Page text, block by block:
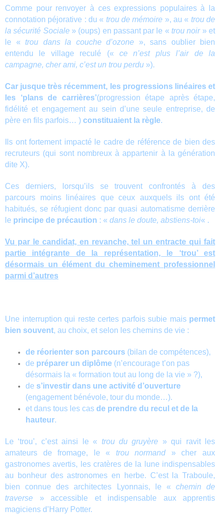
Comme pour renvoyer à ces expressions populaires à la
connotation péjorative : du « trou de mémoire », au « trou de
la sécurité Sociale» (oups) en passant par le «trou noir » et
le « trou dans la couche d’ozone », sans oublier bien
entendu le village reculé (« ce n’est plus l’air de la
campagne, cher ami, c’est un trou perdu »).
Car jusque très récemment, les progressions linéaires et
les ‘plans de carrières’(progression étape après étape,
fidélité et engagement au sein d’une seule entreprise, de
père en fils parfois… ) constituaient la règle.
Ils ont fortement impacté le cadre de référence de bien des
recruteurs (qui sont nombreux à appartenir à la génération
dite X).
Ces derniers, lorsqu’ils se trouvent confrontés à des
parcours moins linéaires que ceux auxquels ils ont été
habitués, se réfugient donc par quasi automatisme derrière
le principe de précaution : « dans le doute, abstiens-toi« .
Vu par le candidat, en revanche, tel un entracte qui fait
partie intégrante de la représentation, le ‘trou’ est
désormais un élément du cheminement professionnel
parmi d’autres
Une interruption qui reste certes parfois subie mais permet
bien souvent, au choix, et selon les chemins de vie :
de réorienter son parcours (bilan de compétences),
de préparer un diplôme (n’encourage t’on pas
désormais la « formation tout au long de la vie » ?),
de s’investir dans une activité d’ouverture
(engagement bénévole, tour du monde…).
et dans tous les cas de prendre du recul et de la
hauteur.
Le ‘trou’, c’est ainsi le « trou du gruyère » qui ravit les
amateurs de fromage, le « trou normand» cher aux
gastronomes avertis, les cratères de la lune indispensables
au bonheur des astronomes en herbe. C’est la Traboule,
bien connue des architectes Lyonnais, le « chemin de
traverse » accessible et indispensable aux apprentis
magiciens d’Harry Potter.